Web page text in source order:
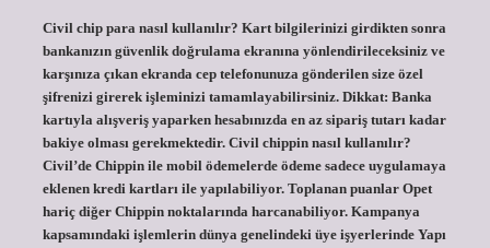
Civil chip para nasıl kullanılır? Kart bilgilerinizi girdikten sonra
bankanızın güvenlik doğrulama ekranına yönlendirileceksiniz ve
karşınıza çıkan ekranda cep telefonunuza gönderilen size özel
şifrenizi girerek işleminizi tamamlayabilirsiniz. Dikkat: Banka
kartıyla alışveriş yaparken hesabınızda en az sipariş tutarı kadar
bakiye olması gerekmektedir. Civil chippin nasıl kullanılır?
Civil’de Chippin ile mobil ödemelerde ödeme sadece uygulamaya
eklenen kredi kartları ile yapılabiliyor. Toplanan puanlar Opet
hariç diğer Chippin noktalarında harcanabiliyor. Kampanya
kapsamındaki işlemlerin dünya genelindeki üye işyerlerinde Yapı